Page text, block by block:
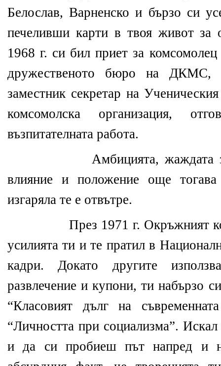
Белослав, Варненско и бързо си
печеливши карти в твоя живот за
1968 г. си бил приет за
дружественото бюро на
заместник секретар на
комсомолска организация,
възпитателната работа.
Амбицията, жаждата
влияние и положение още
изгаряла те е отвътре.
През 1971 г. Окръжният
усилията ти и те пратил в
кадри. Докато другите
развлечение и купони, ти набързо
“Класовият дълг на
“Личността при социализма”.
и да си пробиеш път напред и